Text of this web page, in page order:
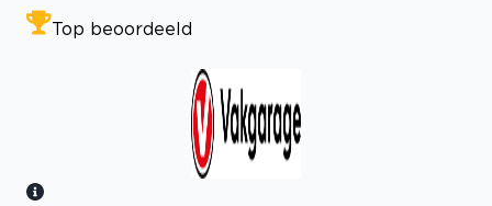
Top beoordeeld